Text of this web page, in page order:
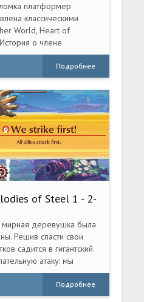
платформер
классическими
World, Heart of
о члене
космоса, который
не может никак
древних писаний о
во время одного из
заставляет
смысла самой жизни.
Подробнее
of Steel 1 - 2-
деревушка была
Решив спасти свои
садится в гигантский
атаку: мы
бы то ни стало!
Подробнее